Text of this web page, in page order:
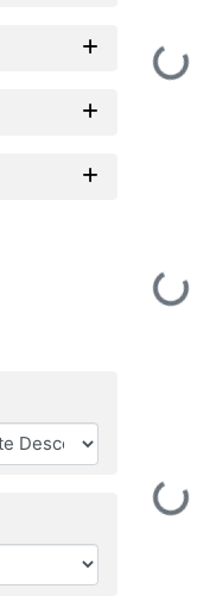
Loading...
Loading...
Loading...